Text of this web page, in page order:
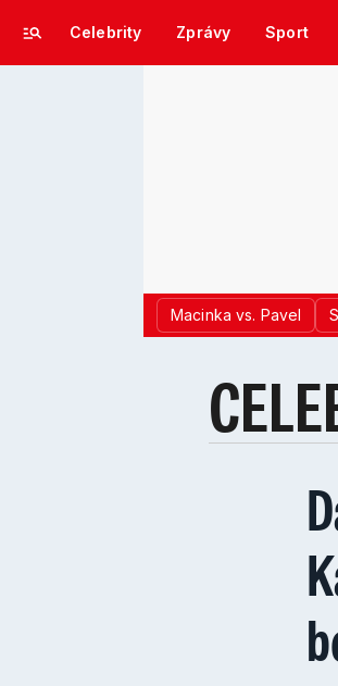
Celebrity Zprávy Sport
Macinka vs. Pavel